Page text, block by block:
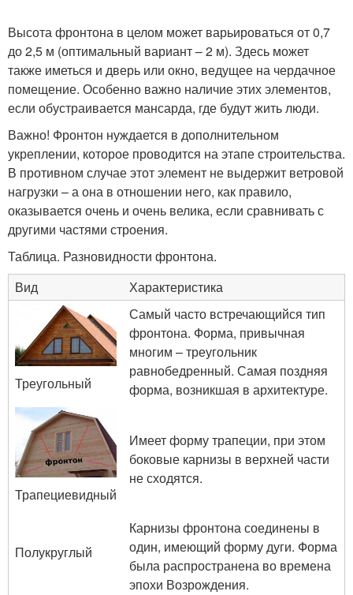
Высота фронтона в целом может варьироваться от 0,7
до 2,5 м (оптимальный вариант – 2 м). Здесь может
также иметься и дверь или окно, ведущее на чердачное
помещение. Особенно важно наличие этих элементов,
если обустраивается мансарда, где будут жить люди.
Важно! Фронтон нуждается в дополнительном
укреплении, которое проводится на этапе строительства.
В противном случае этот элемент не выдержит ветровой
нагрузки – а она в отношении него, как правило,
оказывается очень и очень велика, если сравнивать с
другими частями строения.
Таблица. Разновидности фронтона.
Вид
Характеристика
Треугольный
Самый часто встречающийся тип
фронтона. Форма, привычная
многим – треугольник
равнобедренный. Самая поздняя
форма, возникшая в архитектуре.
Трапециевидный
Имеет форму трапеции, при этом
боковые карнизы в верхней части
не сходятся.
Полукруглый
Карнизы фронтона соединены в
один, имеющий форму дуги. Форма
была распространена во времена
эпохи Возрождения.